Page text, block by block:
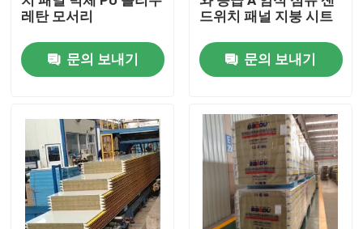
제품
우리에 대하여
레탄 모서리
문의 보내기
드위치 패널 지붕 시트
문의 보내기